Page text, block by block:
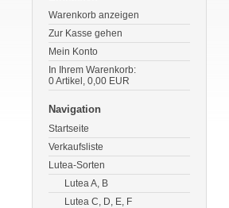
Warenkorb anzeigen
Zur Kasse gehen
Mein Konto
In Ihrem Warenkorb:
0Artikel, 0,00 EUR
Navigation
Startseite
Verkaufsliste
Lutea-Sorten
Lutea A, B
Lutea C, D, E, F